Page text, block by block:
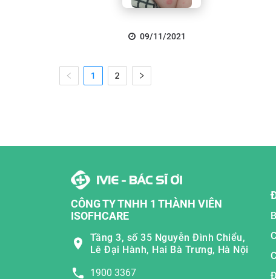
09/11/2021
1 2
CÔNG TY TNHH 1 THÀNH VIÊN
ISOFHCARE
Tầng 3, số 35 Nguyễn Đình Chiểu,
Lê Đại Hành, Hai Bà Trưng, Hà Nội
1900 3367